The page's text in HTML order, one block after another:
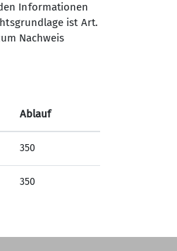
Würzburg
Alpenvereins
Informationen
ist Art.
Nachweis
Ablauf
350
350